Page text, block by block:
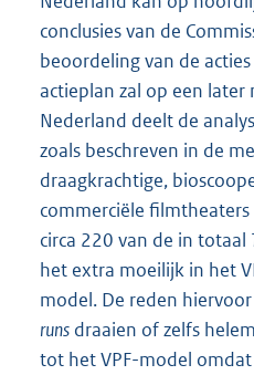
conclusies van de
beoordeling van de
actieplan zal op een later
Nederland deelt de
zoals beschreven in de
draagkrachtige,
commerciële
circa 220 van de in
het extra moeilijk in het
model. De reden
runs draaien of zelfs
tot het VPF-model